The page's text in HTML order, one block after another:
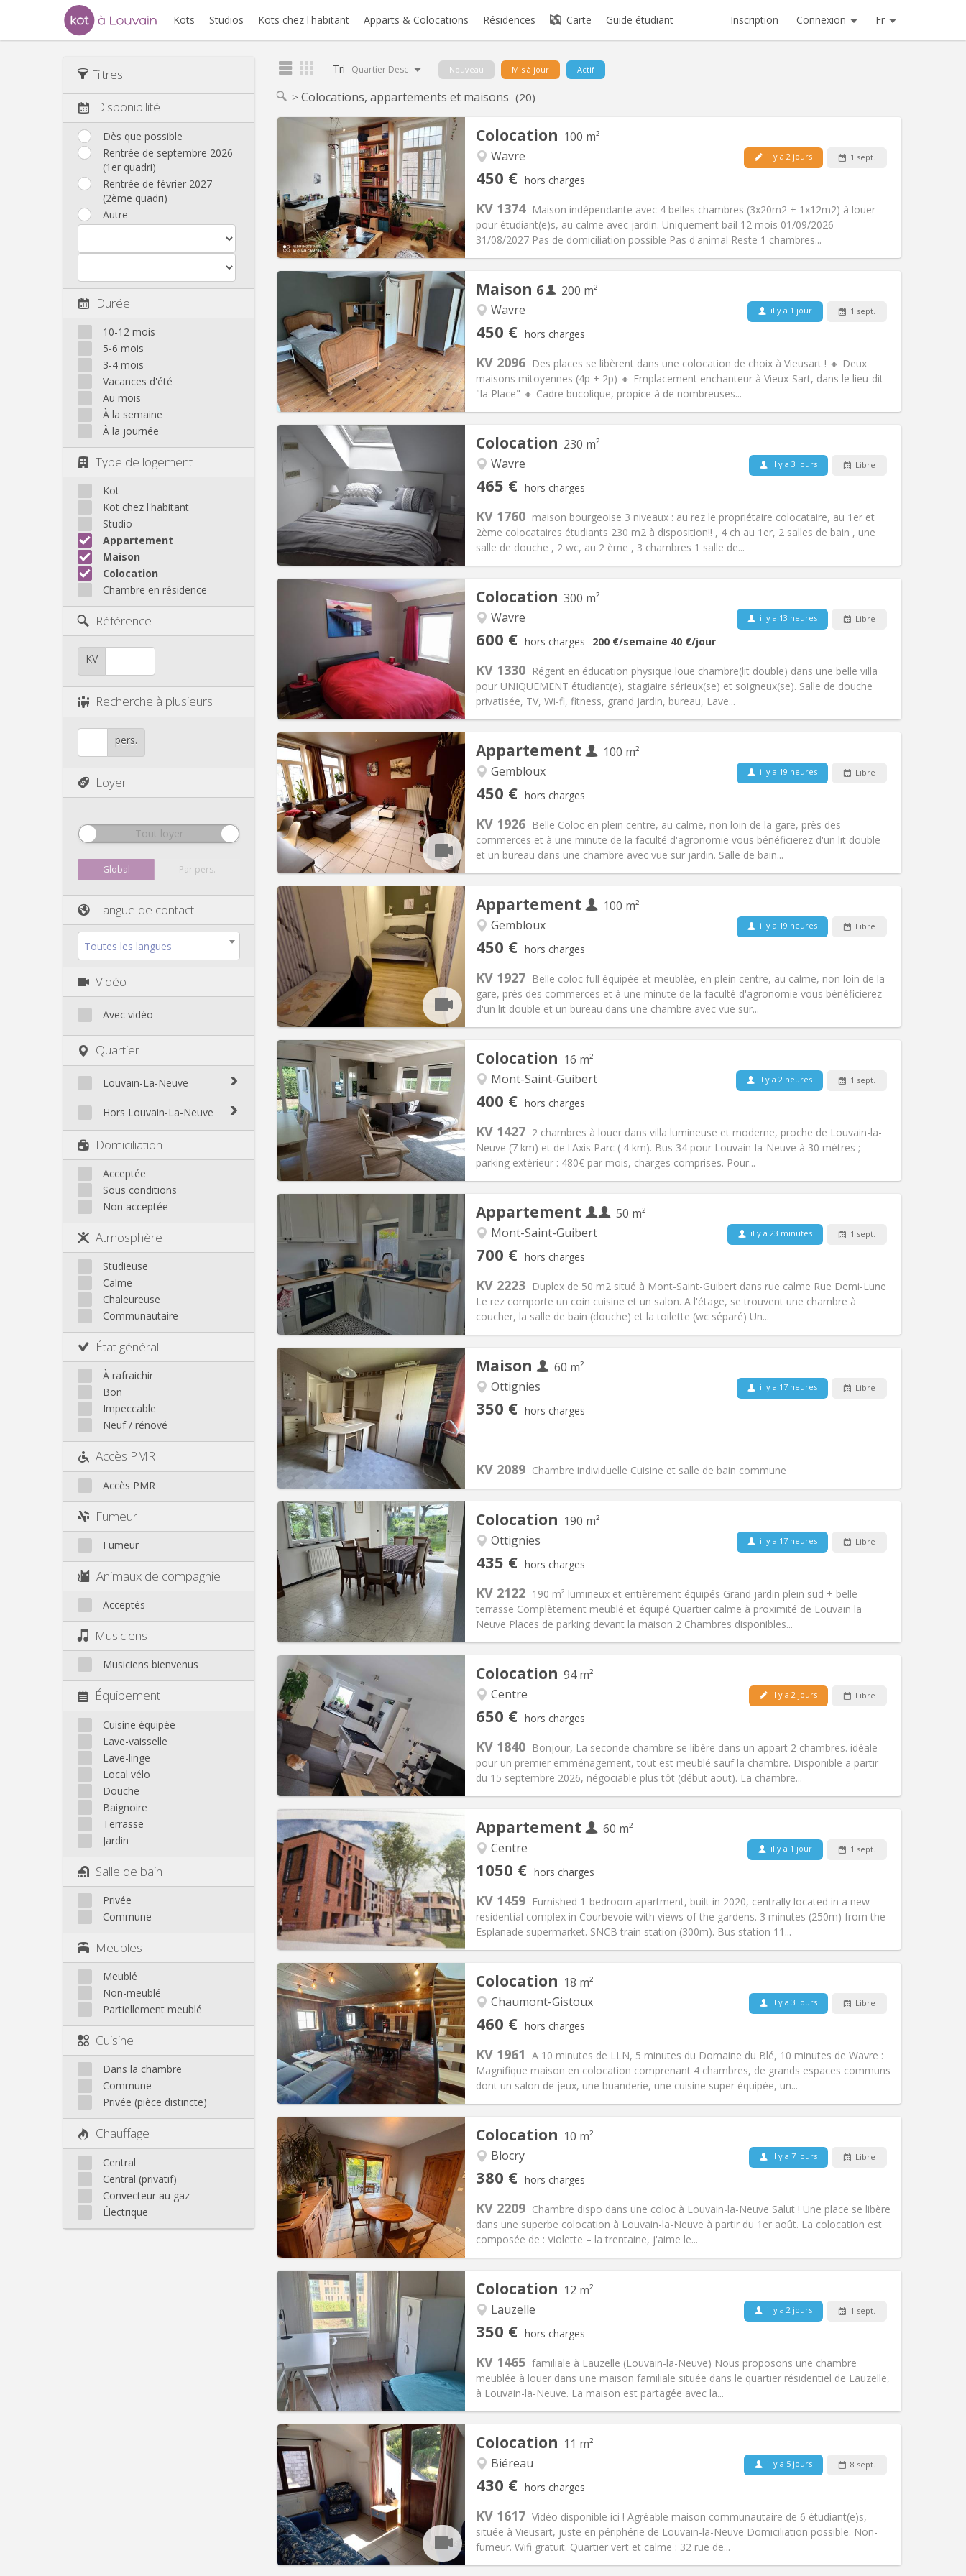
Kots Studios Kots chez l'habitant Apparts & Colocations Résidences Carte Guide étudiant Inscription Connexion Fr
Filtres
Disponibilité
Dès que possible
Rentrée de septembre 2026
(1er quadri)
Rentrée de février 2027
(2ème quadri)
Autre
Durée
10-12 mois
5-6 mois
3-4 mois
Vacances d'été
Au mois
À la semaine
À la journée
Type de logement
Kot
Kot chez l'habitant
Studio
Appartement
Maison
Colocation
Chambre en résidence
Référence
KV
Recherche à plusieurs
pers.
Loyer
Tout loyer
Global Par pers.
Langue de contact
Toutes les langues
Vidéo
Avec vidéo
Quartier
Louvain-La-Neuve
Biéreau
Centre
L'Hocaille
La Baraque
Lauzelle
Les Bruyères
Hors Louvain-La-Neuve
Genappe
Mont-Saint-Guibert
Nivelles
Ottignies
Rixensart
Walhain
Wavre
Autre
Domiciliation
Acceptée
Sous conditions
Non acceptée
Atmosphère
Studieuse
Calme
Chaleureuse
Communautaire
État général
À rafraichir
Bon
Impeccable
Neuf / rénové
Accès PMR
Accès PMR
Fumeur
Fumeur
Animaux de compagnie
Acceptés
Musiciens
Musiciens bienvenus
Équipement
Cuisine équipée
Lave-vaisselle
Lave-linge
Local vélo
Douche
Baignoire
Terrasse
Jardin
Salle de bain
Privée
Commune
Meubles
Meublé
Non-meublé
Partiellement meublé
Cuisine
Dans la chambre
Commune
Privée (pièce distincte)
Chauffage
Central
Central (privatif)
Convecteur au gaz
Électrique
Tri Quartier Desc Nouveau Mis à jour Actif
Colocations, appartements et maisons (20)
Colocation 100 m²
Wavre
450 € hors charges
il y a 2 jours 1 sept.
KV 1374 Maison indépendante avec 4 belles chambres (3x20m2 + 1x12m2) à louer
pour étudiant(e)s, au calme avec jardin. Uniquement bail 12 mois 01/09/2026 -
31/08/2027 Pas de domiciliation possible Pas d'animal Reste 1 chambres...
Infos Pratiques
Loyer:450 €
Charges:50 €
Durée:12 mois
Domiciliation:Non
Aménagement
Salle de bain:Commune
Superficie:100 m2
Autre
Atmosphère:Calme
Animaux de compagnie:Non
Maison 6
200 m²
Wavre
450 € hors charges
il y a 1 jour 1 sept.
KV 2096 Des places se libèrent dans une colocation de choix à Vieusart ! 🔸 Deux
maisons mitoyennes (4p + 2p) 🔸 Emplacement enchanteur à Vieux-Sart, dans le lieu-dit
"la Place" 🔸 Cadre bucolique, propice à de nombreuses...
Infos Pratiques
Loyer:450 € (75 €/pers.)
Charges:75 € (13 €/pers.)
Durée:12 mois
Domiciliation:Acceptée
Aménagement
Salle de bain: Commune
Superficie:200 m2
Autre
Atmosphère:Chaleureuse
Animaux de compagnie:Non
Colocation 230 m²
Wavre
465 € hors charges
il y a 3 jours Libre
KV 1760 maison bourgeoise 3 niveaux : au rez le propriétaire colocataire, au 1er et
2ème colocataires étudiants 230 m2 à disposition!! , 4 ch au 1er, 2 salles de bain , une
salle de douche , 2 wc, au 2 ème , 3 chambres 1 salle de...
Infos Pratiques
Loyer:465 €
Charges: 75 €
12 mois
Domiciliation: Sous conditions
Aménagement
Salle de bain:Privée
Superficie:230 m2
Autre
Atmosphère:Communautaire,
Non-fumeur
Animaux de compagnie:Non
Colocation 300 m²
Wavre
600 € hors charges 200 €/semaine 40 €/jour
il y a 13 heures Libre
KV 1330 Régent en éducation physique loue chambre(lit double) dans une belle villa
pour UNIQUEMENT étudiant(e), stagiaire sérieux(se) et soigneux(se). Salle de douche
privatisée, TV, Wi-fi, fitness, grand jardin, bureau, Lave...
Infos Pratiques
Loyer: 600 €
Charges:0 €
12 mois, 11 mois, 10 mois, 5-6
mois, 3-4 mois, vacances d'été, au
mois, à la semaine, à la journée
Domiciliation:Non
Aménagement
Salle de bain:Privée
Superficie:300 m2
Autre
Atmosphère: Chaleureuse,
Accès PMR:
Non-fumeur
Animaux de compagnie:Non
Appartement
100 m²
Gembloux
450 € hors charges
il y a 19 heures Libre
KV 1926 Belle Coloc en plein centre, au calme, non loin de la gare, près des
commerces et à une minute de la faculté d'agronomie vous bénéficierez d'un lit double
et un bureau dans une chambre avec vue sur jardin. Salle de bain...
Infos Pratiques
Loyer:450 €
Charges:150 €
Durée:12 mois, 11 mois, 10 mois, 5-6
mois
Domiciliation: Sous conditions
Aménagement
Salle de bain:Commune
Superficie:100 m2
Autre
Atmosphère:Studieuse, calme,
Non-fumeur
Animaux de compagnie:Non
Appartement
100 m²
Gembloux
450 € hors charges
il y a 19 heures Libre
KV 1927 Belle coloc full équipée et meublée, en plein centre, au calme, non loin de la
gare, près des commerces et à une minute de la faculté d'agronomie vous bénéficierez
d'un lit double et un bureau dans une chambre avec vue sur...
Infos Pratiques
Loyer:450 €
Charges: 150 €
Durée: 12 mois, 11 mois, 10 mois, 5-6
mois
Domiciliation: Sous conditions
Aménagement
Salle de bain:Commune
Superficie:100 m2
Autre
Atmosphère:Studieuse,
Accès PMR:Non
Non-fumeur
Colocation 16 m²
Mont-Saint-Guibert
400 € hors charges
il y a 2 heures 1 sept.
KV 1427 2 chambres à louer dans villa lumineuse et moderne, proche de Louvain-la-
Neuve (7 km) et de l'Axis Parc ( 4 km). Bus 34 pour Louvain-la-Neuve à 30 mètres ;
parking extérieur : 480€ par mois, charges comprises. Pour...
Infos Pratiques
Loyer: 400 €
Charges:80 €
Durée: 12 mois, 10 mois
Domiciliation:Non
Aménagement
Salle de bain:Commune
Superficie:16 m2
Autre
Atmosphère:Calme
Animaux de compagnie:Non
Appartement
50 m²
Mont-Saint-Guibert
700 € hors charges
il y a 23 minutes 1 sept.
KV 2223 Duplex de 50 m2 situé à Mont-Saint-Guibert dans rue calme Rue Demi-Lune
Le rez comporte un coin cuisine et un salon. A l'étage, se trouvent une chambre à
coucher, la salle de bain (douche) et la toilette (wc séparé) Un...
Infos Pratiques
Loyer:700 € (350 €/pers.)
Charges:110 € (55 €/pers.)
Durée:12 mois
Domiciliation:Non
Aménagement
Salle de bain:Privée
Superficie:50 m2
Autre
Atmosphère:Calme
Animaux de compagnie:Non
Maison
60 m²
Ottignies
350 € hors charges
il y a 17 heures Libre
KV 2089 Chambre individuelle Cuisine et salle de bain commune
Infos Pratiques
Loyer: 350 €
Charges:50 €
Durée: 12 mois, 10 mois
Domiciliation:Non
Aménagement
Superficie:60 m2
Autre
Accès PMR:Non
Non-fumeur
Colocation 190 m²
Ottignies
435 € hors charges
il y a 17 heures Libre
KV 2122 190 m² lumineux et entièrement équipés Grand jardin plein sud + belle
terrasse Complètement meublé et équipé Quartier calme à proximité de Louvain la
Neuve Places de parking devant la maison 2 Chambres disponibles...
Infos Pratiques
Loyer: 435 €
Charges:160 €
Durée:12 mois, 11 mois
Domiciliation:Acceptée
Aménagement
Salle de bain: Commune
Superficie:190 m2
Autre
Atmosphère: Communautaire, calme
Animaux de compagnie:Non
Colocation 94 m²
Centre
650 € hors charges
il y a 2 jours Libre
KV 1840 Bonjour, La seconde chambre se libère dans un appart 2 chambres. idéale
pour un premier emménagement, tout est meublé sauf la chambre. Disponible a partir
du 15 septembre 2026, négociable plus tôt (début aout). La chambre...
Infos Pratiques
Loyer:650 €
Charges:150 €
Durée: 12 mois, 11 mois, 10 mois
Domiciliation:Acceptée
Aménagement
Salle de bain:Commune
Superficie:94 m2
Autre
Atmosphère:Chaleureuse, calme
Animaux de compagnie:Acceptés
Appartement
60 m²
Centre
1050 € hors charges
il y a 1 jour 1 sept.
KV 1459 Furnished 1-bedroom apartment, built in 2020, centrally located in a new
residential complex in Courbevoie with views of the gardens. 3 minutes (250m) from the
Esplanade supermarket. SNCB train station (300m). Bus station 11...
Infos Pratiques
Loyer: 1050 €
Charges:120 €
Durée:12 mois, 3-4 mois, au mois
Domiciliation:Acceptée
Aménagement
Salle de bain:Privée
Superficie:60 m2
Autre
Atmosphère: Calme
Animaux de compagnie:Non
Colocation 18 m²
Chaumont-Gistoux
460 € hors charges
il y a 3 jours Libre
KV 1961 A 10 minutes de LLN, 5 minutes du Domaine du Blé, 10 minutes de Wavre :
Magnifique maison en colocation comprenant 4 chambres, de grands espaces communs
dont un salon de jeux, une buanderie, une cuisine super équipée, un...
Infos Pratiques
Loyer:460 €
Charges:80 €
Durée:12 mois, 11 mois, 10 mois
Domiciliation:Acceptée
Aménagement
Salle de bain:Privée
Superficie:18 m2
Autre
Atmosphère:Communautaire,
Fumeur ok
Animaux de compagnie:Non
Colocation 10 m²
Blocry
380 € hors charges
il y a 7 jours Libre
KV 2209 Chambre dispo dans une coloc à Louvain-la-Neuve Salut ! Une place se libère
dans une superbe colocation à Louvain-la-Neuve à partir du 1er août. La colocation est
composée de : Violette – la trentaine, j'aime le...
Infos Pratiques
Loyer:380 €
Charges:120 €
Durée:12 mois
Domiciliation:Acceptée
Aménagement
Salle de bain:Commune
Superficie:10 m2
Autre
Atmosphère:Studieuse, calme,
Fumeur ok
Animaux de compagnie:Acceptés
Colocation 12 m²
Lauzelle
350 € hors charges
il y a 2 jours 1 sept.
KV 1465 familiale à Lauzelle (Louvain-la-Neuve) Nous proposons une chambre
meublée à louer dans une maison familiale située dans le quartier résidentiel de Lauzelle,
à Louvain-la-Neuve. La maison est partagée avec la...
Infos Pratiques
Loyer:350 €
100 €
Durée:10 mois, 5-6 mois, 3-4 mois
Domiciliation:Non
Aménagement
Salle de bain:Commune
Superficie:12 m2
Autre
Atmosphère:Studieuse, calme
Animaux de compagnie:Non
Colocation 11 m²
Biéreau
430 € hors charges
il y a 5 jours 8 sept.
KV 1617 Vidéo disponible ici ! Agréable maison communautaire de 6 étudiant(e)s,
située à Vieusart, juste en périphérie de Louvain-la-Neuve Domiciliation possible. Non-
fumeur. Wifi gratuit. Quartier vert et calme : 32 rue de...
Infos Pratiques
Loyer:430 €
Charges: 100 €
Durée:12 mois
Domiciliation: Acceptée
Aménagement
Salle de bain:Commune
Superficie:11 m2
Autre
Atmosphère:Calme, communautaire
Animaux de compagnie:Non